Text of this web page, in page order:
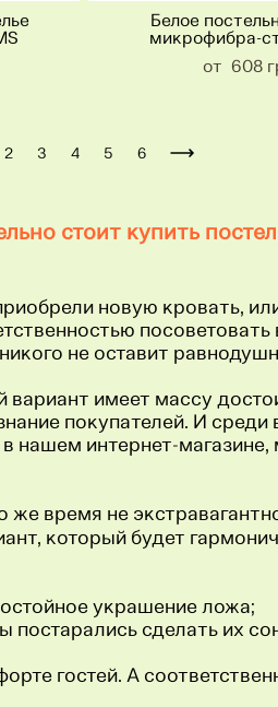
Белое
микрофибра-
от 608
2 3 4 5 6
стоит купить
новую кровать,
не оставит
имеет массу
покупателей. И
нашем интернет-
же время не
который будет
украшение ложа;
постарались сделать их
гостей. А